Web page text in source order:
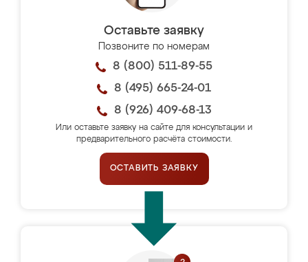
Оставьте заявку
Позвоните по номерам
8 (800) 511-89-55
8 (495) 665-24-01
8 (926) 409-68-13
Или оставьте заявку на сайте для консультации и
предварительного расчёта стоимости.
ОСТАВИТЬ ЗАЯВКУ